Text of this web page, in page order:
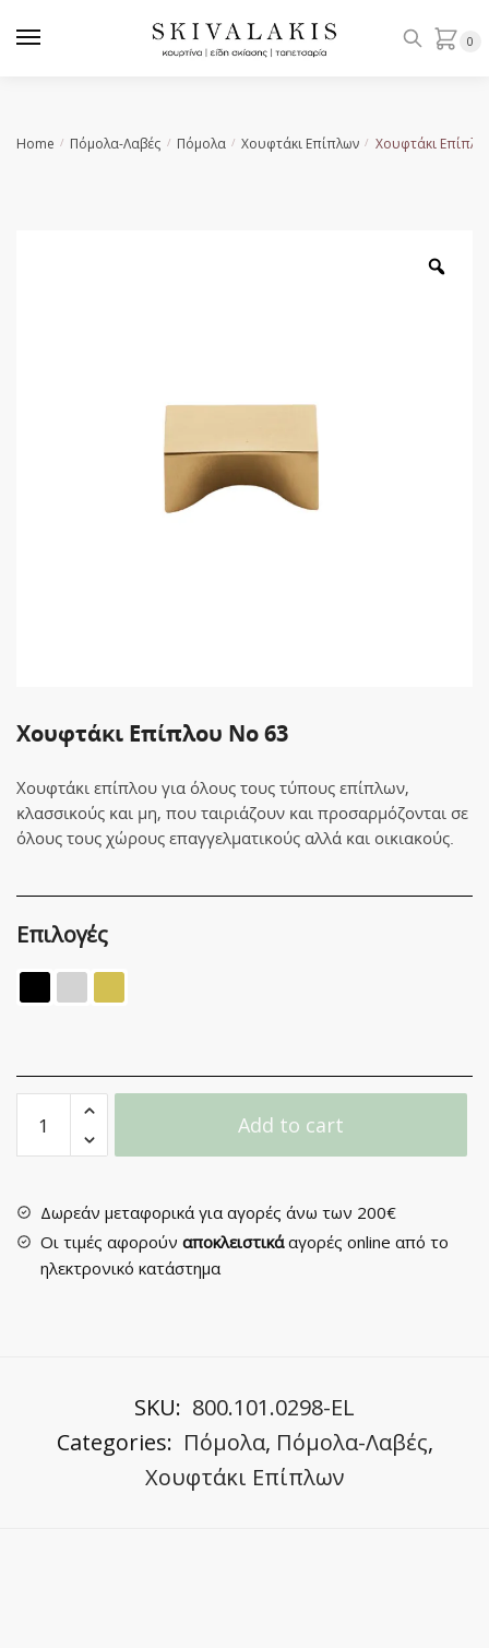
0
Home / Πόμολα-Λαβές / Πόμολα / Χουφτάκι Επίπλων / Χουφτάκι
Χουφτάκι Επίπλου No 63
Χουφτάκι επίπλου για όλους τους τύπους επίπλων,
κλασσικούς και μη, που ταιριάζουν και προσαρμόζονται σε
όλους τους χώρους επαγγελματικούς αλλά και οικιακούς.
Επιλογές
Χουφτάκι
Επίπλου
No
quantity
Add to cart
Δωρεάν μεταφορικά για αγορές άνω των 200€
Οι τιμές αφορούν αποκλειστικάαγορές online από το
ηλεκτρονικό κατάστημα
SKU: 800.101.0298-EL
Categories: Πόμολα, Πόμολα-Λαβές,
Χουφτάκι Επίπλων